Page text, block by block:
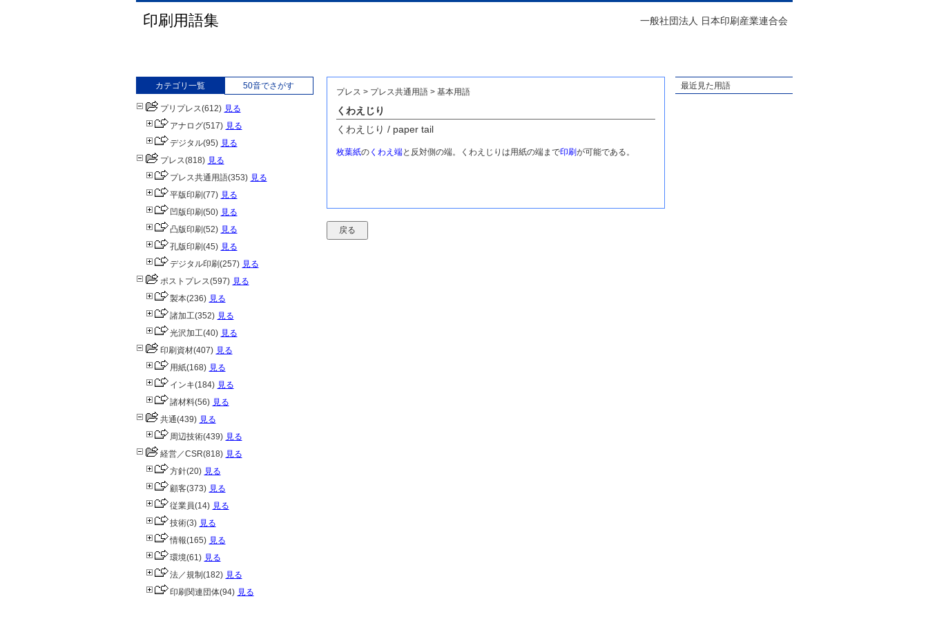
印刷用語集 一般社団法人 日本印刷産業連合会
カテゴリ一覧 50音でさがす
プリプレス(612) 見る
アナログ(517) 見る
デジタル(95) 見る
プレス(818) 見る
プレス共通用語(353) 見る
平版印刷(77) 見る
凹版印刷(50) 見る
凸版印刷(52) 見る
孔版印刷(45) 見る
デジタル印刷(257) 見る
ポストプレス(597) 見る
製本(236) 見る
諸加工(352) 見る
光沢加工(40) 見る
印刷資材(407) 見る
用紙(168) 見る
インキ(184) 見る
諸材料(56) 見る
共通(439) 見る
周辺技術(439) 見る
経営／CSR(818) 見る
方針(20) 見る
顧客(373) 見る
従業員(14) 見る
技術(3) 見る
情報(165) 見る
環境(61) 見る
法／規制 (182) 見る
印刷関連団体(94) 見る
プレス > プレス共通用語 > 基本用語
くわえじり
くわえじり / paper tail
枚葉紙のくわえ端と反対側の端。くわえじりは用紙の端まで印刷が可能である。
最近見た用語